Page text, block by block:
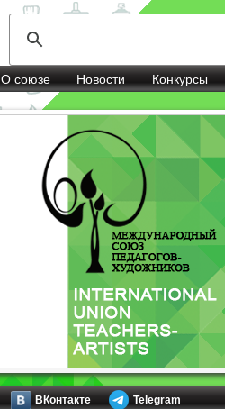
О союзе Новости Конкурсы
ВКонтакте Telegram